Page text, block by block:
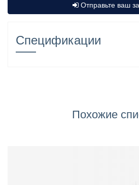
Отправьте ваш
Спецификации
Похожие